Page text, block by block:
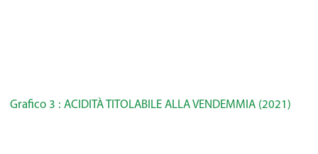
Grafico 3 : ACIDITÀ TITOLABILE ALLA VENDEMMIA (2021)